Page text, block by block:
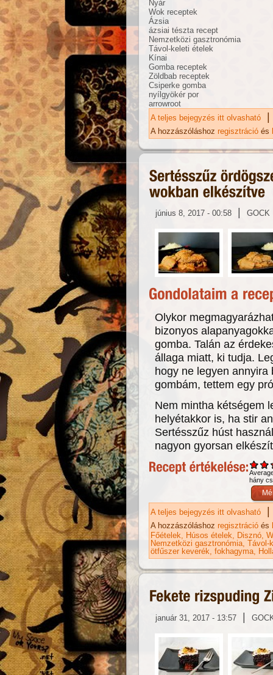
Nyár
Wok receptek
Ázsia
ázsiai tészta recept
Nemzetközi gasztronómia
Távol-keleti ételek
Kínai
Gomba receptek
Zöldbab receptek
Csiperke gomba
nyílgyökér por
arrowroot
A teljes bejegyzés itt olvasható
|
A hozzászóláshoz regisztráció és
június 8, 2017 - 00:58 | GOCK
Olykor
bizonyos
gomba. Talán az
állaga miatt, ki tudja.
hogy ne legyen
gombám, tettem egy
Nem mintha kétségem
helyétakkor is, ha stir
Sertésszűz húst
nagyon gyorsan
hány
A teljes bejegyzés itt olvasható |
A hozzászóláshoz regisztráció és
Főételek
Húsos ételek Disznó
Nemzetközi gasztronómia Távol-
ötfűszer keverék fokhagyma
január 31, 2017 - 13:57 |